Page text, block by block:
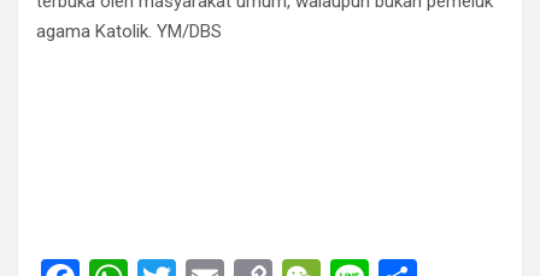
agama Katolik. YM/DBS